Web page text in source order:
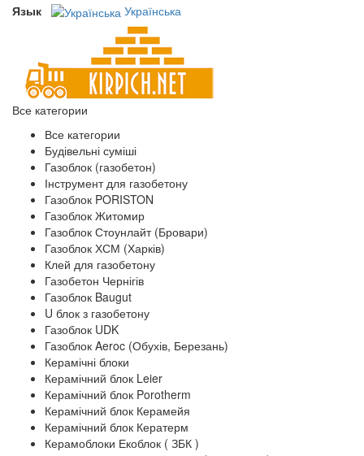
Язык Українська
Все категории
Все категории
Будівельні суміші
Газоблок (газобетон)
Інструмент для газобетону
Газоблок PORISTON
Газоблок Житомир
Газоблок Стоунлайт (Бровари)
Газоблок ХСМ (Харків)
Клей для газобетону
Газобетон Чернігів
Газоблок Baugut
U блок з газобетону
Газоблок UDK
Газоблок Aeroc (Обухів, Березань)
Керамічні блоки
Керамічний блок Leier
Керамічний блок Porotherm
Керамічний блок Керамейя
Керамічний блок Кератерм
Керамоблоки Екоблок ( ЗБК )